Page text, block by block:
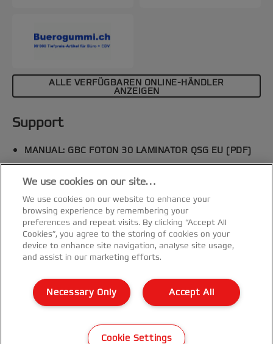
ALLE VERFÜGBAREN ONLINE-HÄNDLER
ANZEIGEN
Support
MANUAL: GBC FOTON 30 LAMINATOR QSG EU (PDF)
Spezifikationen & Merkmale
Kundenservice
Garantie Bedingungen
©2026 ACCO Brands
We use cookies on our site…
We use cookies on our website to enhance your
browsing experience by remembering your
preferences and repeat visits. By clicking “Accept All
Cookies”, you agree to the storing of cookies on your
device to enhance site navigation, analyse site usage,
and assist in our marketing efforts.
Accept All
Necessary Only
Cookie Settings